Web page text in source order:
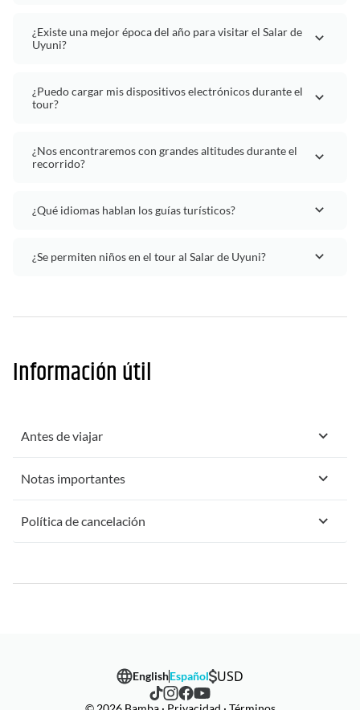
¿Existe una mejor época del año para visitar el Salar de
Uyuni?
¿Puedo cargar mis dispositivos electrónicos durante el
tour?
¿Nos encontraremos con grandes altitudes durante el
recorrido?
¿Qué idiomas hablan los guías turísticos?
¿Se permiten niños en el tour al Salar de Uyuni?
Información útil
Antes de viajar
Notas importantes
Política de cancelación
EnglishEspañol USD